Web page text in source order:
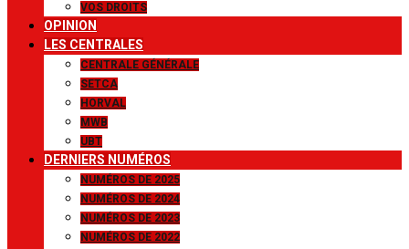
VOS DROITS
OPINION
LES CENTRALES
CENTRALE GÉNÉRALE
SETCA
HORVAL
MWB
UBT
DERNIERS NUMÉROS
NUMÉROS DE 2025
NUMÉROS DE 2024
NUMÉROS DE 2023
NUMÉROS DE 2022